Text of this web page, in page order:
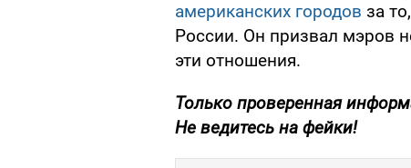
американских городов за
России. Он призвал мэров
эти отношения.
Только проверенная
Не ведитесь на фейки!